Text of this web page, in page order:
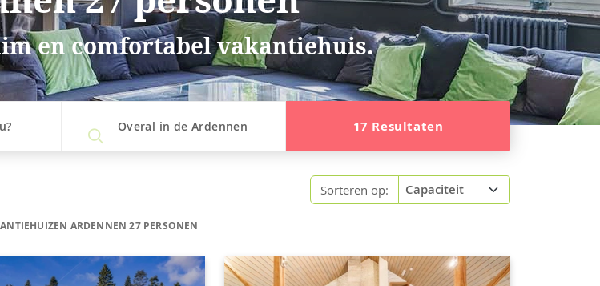
en comfortabel vakantiehuis.
Overal in de Ardennen 17 Resultaten
Sorteren op:
ARDENNEN 27 PERSONEN